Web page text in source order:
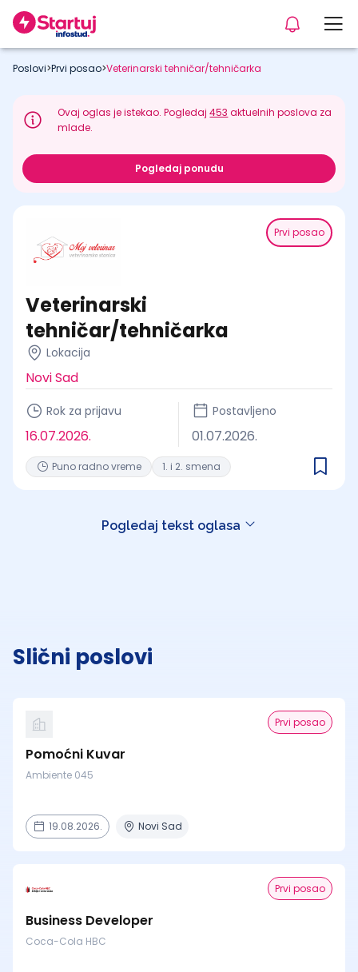
Poslovi>Prvi posao>Veterinarski tehničar/tehničarka
Ovaj oglas je istekao. Pogledaj453 aktuelnih poslova za
mlade.
Pogledaj ponudu
Prvi posao
Veterinarski
tehničar/tehničarka
Lokacija
Novi Sad
Rok za prijavu
16.07.2026.
Postavljeno
01.07.2026.
Puno radno vreme 1. i 2. smena
Pogledaj tekst oglasa
Slični poslovi
Prvi posao
Pomoćni Kuvar
Ambiente 045
19.08.2026. Novi Sad
Prvi posao
Business Developer
Coca-Cola HBC